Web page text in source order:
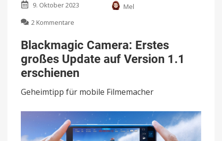
9. Oktober 2023
Mel
2 Kommentare
Camera:
Erstes
großes
Update
auf
Version
1.1
Blackmagic Camera: Erstes
großes Update auf Version 1.1
erschienen
Geheimtipp für mobile Filmemacher